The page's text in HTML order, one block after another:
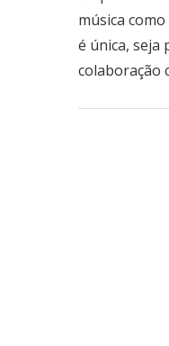
música
é única, seja
colaboração